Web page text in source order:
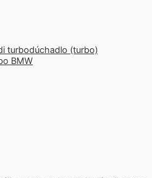
turbodúchadlo (turbo)
BMW